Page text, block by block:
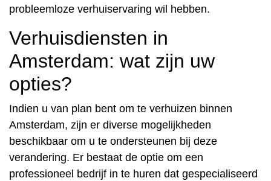
probleemloze verhuiservaring wil hebben.
Verhuisdiensten in
Amsterdam: wat zijn uw
opties?
Indien u van plan bent om te verhuizen binnen
Amsterdam, zijn er diverse mogelijkheden
beschikbaar om u te ondersteunen bij deze
verandering. Er bestaat de optie om een
professioneel bedrijf in te huren dat gespecialiseerd